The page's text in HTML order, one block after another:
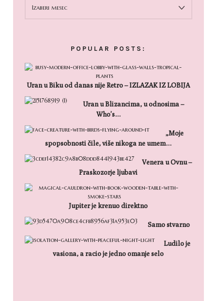
POPULAR POSTS:
Uran u Biku od danas nije Retro – IZLAZAK IZ LOBIJA
Uran u Blizancima, u odnosima –
Who’s…
„Moje
spopsobnosti čile, više nikoga ne umem…
Venera u Ovnu –
Praskozorje ljubavi
Jupiter je krenuo direktno
Samo stvarno
Ludilo je
vasiona, a racio je jedno omanje selo